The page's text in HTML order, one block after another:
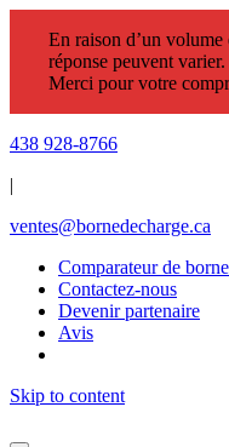
En raison d’un volume
réponse peuvent varier.
Merci pour votre
438 928-8766
|
ventes@bornedecharge.ca
Comparateur de
Contactez-nous
Devenir partenaire
Avis
Skip to content